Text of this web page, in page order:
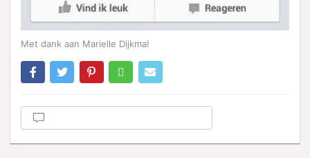
Met dank aan Marielle Dijkma!